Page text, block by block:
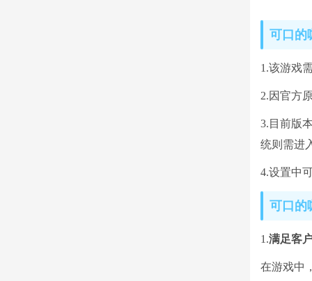
可口的
1.该游戏
2.因官方
3.目前版
统则需进
4.设置中
可口的
1.满足客
在游戏中